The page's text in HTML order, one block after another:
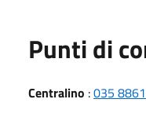
Punti di
Centralino :035